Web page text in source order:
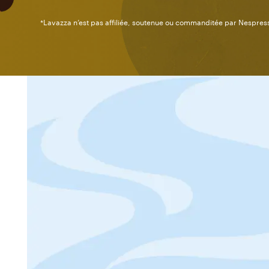
*Lavazza n’est pas affiliée, soutenue ou commanditée par